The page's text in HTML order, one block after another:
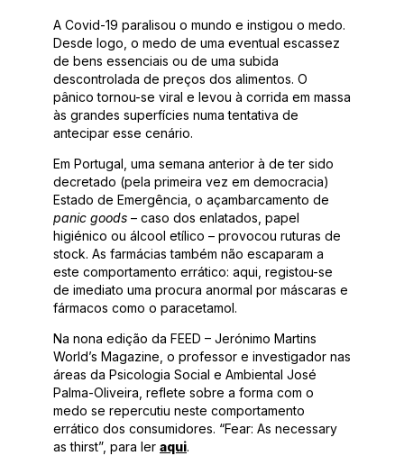
A Covid-19 paralisou o mundo e instigou o medo.
Desde logo, o medo de uma eventual escassez
de bens essenciais ou de uma subida
descontrolada de preços dos alimentos. O
pânico tornou-se viral e levou à corrida em massa
às grandes superfícies numa tentativa de
antecipar esse cenário.
Em Portugal, uma semana anterior à de ter sido
decretado (pela primeira vez em democracia)
Estado de Emergência, o açambarcamento de
panic goods – caso dos enlatados, papel
higiénico ou álcool etílico – provocou ruturas de
stock. As farmácias também não escaparam a
este comportamento errático: aqui, registou-se
de imediato uma procura anormal por máscaras e
fármacos como o paracetamol.
Na nona edição da FEED – Jerónimo Martins
World’s Magazine, o professor e investigador nas
áreas da Psicologia Social e Ambiental José
Palma-Oliveira, reflete sobre a forma com o
medo se repercutiu neste comportamento
errático dos consumidores. “Fear: As necessary
as thirst”, para ler aqui.